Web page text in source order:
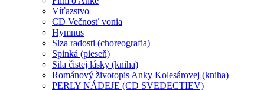
Víťazstvo
CD Večnosť vonia
Hymnus
Slza radosti (choreografia)
Spinká (pieseň)
Sila čistej lásky (kniha)
Románový životopis Anky Kolesárovej (kniha)
PERLY NÁDEJE (CD SVEDECTIEV)